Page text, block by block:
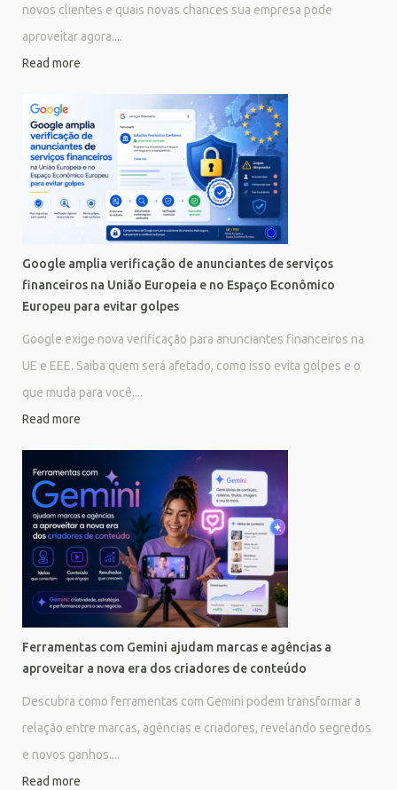
novos clientes e quais novas chances sua empresa pode
aproveitar agora....
Read more
Google amplia verificação de anunciantes de serviços
financeiros na União Europeia e no Espaço Econômico
Europeu para evitar golpes
Google exige nova verificação para anunciantes financeiros na
UE e EEE. Saiba quem será afetado, como isso evita golpes e o
que muda para você....
Read more
Ferramentas com Gemini ajudam marcas e agências a
aproveitar a nova era dos criadores de conteúdo
Descubra como ferramentas com Gemini podem transformar a
relação entre marcas, agências e criadores, revelando segredos
e novos ganhos....
Read more